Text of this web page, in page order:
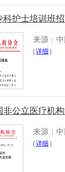
科护士培训班
来源：
[详细 ]
非公立医疗机
来源：
[详细 ]